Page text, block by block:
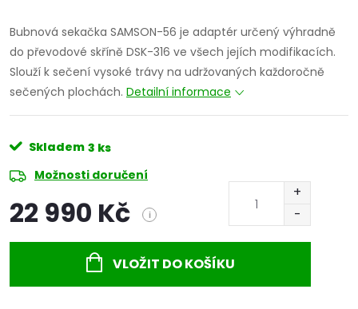
Bubnová sekačka SAMSON-56 je adaptér určený výhradně
do převodové skříně DSK-316 ve všech jejích modifikacích.
Slouží k sečení vysoké trávy na udržovaných každoročně
sečených plochách. Detailní informace
Skladem 3 ks
Možnosti doručení
22 990 Kč i
VLOŽIT DO KOŠÍKU